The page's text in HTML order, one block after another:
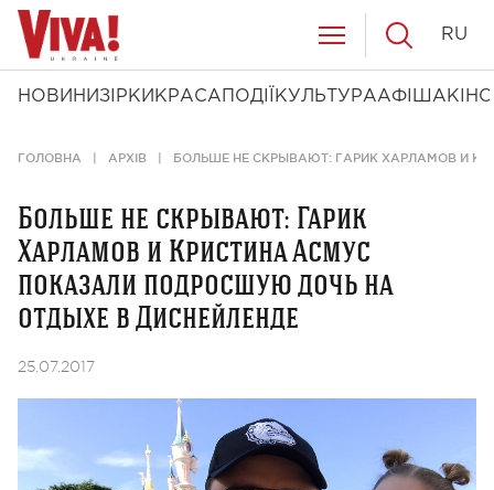
НОВИНИ ЗІРКИ КРАСА ПОДІЇ КУЛЬТУРААФІША КІНО
RU
ГОЛОВНА АРХІВ БОЛЬШЕ НЕ СКРЫВАЮТ: ГАРИК ХАРЛАМОВ И
Больше не скрывают: Гарик
Харламов и Кристина Асмус
показали подросшую дочь на
отдыхе в Диснейленде
25.07.2017